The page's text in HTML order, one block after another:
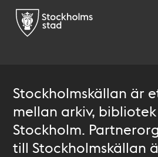
Stockholmskällan är
mellan arkiv,
Stockholm.
till Stockholmskällan